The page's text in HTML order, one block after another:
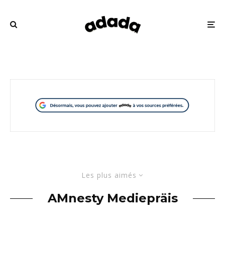
Les plus aimés
AMnesty Mediepräis